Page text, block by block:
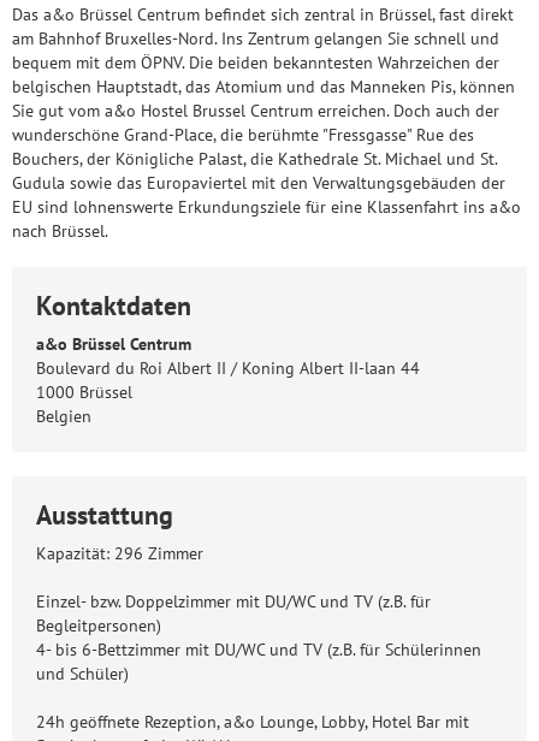
Das a&o Brüssel Centrum befindet sich zentral in Brüssel, fast direkt
am Bahnhof Bruxelles-Nord. Ins Zentrum gelangen Sie schnell und
bequem mit dem ÖPNV. Die beiden bekanntesten Wahrzeichen der
belgischen Hauptstadt, das Atomium und das Manneken Pis, können
Sie gut vom a&o Hostel Brussel Centrum erreichen. Doch auch der
wunderschöne Grand-Place, die berühmte "Fressgasse" Rue des
Bouchers, der Königliche Palast, die Kathedrale St. Michael und St.
Gudula sowie das Europaviertel mit den Verwaltungsgebäuden der
EU sind lohnenswerte Erkundungsziele für eine Klassenfahrt ins a&o
nach Brüssel.
Kontaktdaten
a&o Brüssel Centrum
Boulevard du Roi Albert II / Koning Albert II-laan 44
1000 Brüssel
Belgien
Ausstattung
Kapazität: 296 Zimmer
Einzel- bzw. Doppelzimmer mit DU/WC und TV (z.B. für
Begleitpersonen)
4- bis 6-Bettzimmer mit DU/WC und TV (z.B. für Schülerinnen
und Schüler)
24h geöffnete Rezeption, a&o Lounge, Lobby, Hotel Bar mit